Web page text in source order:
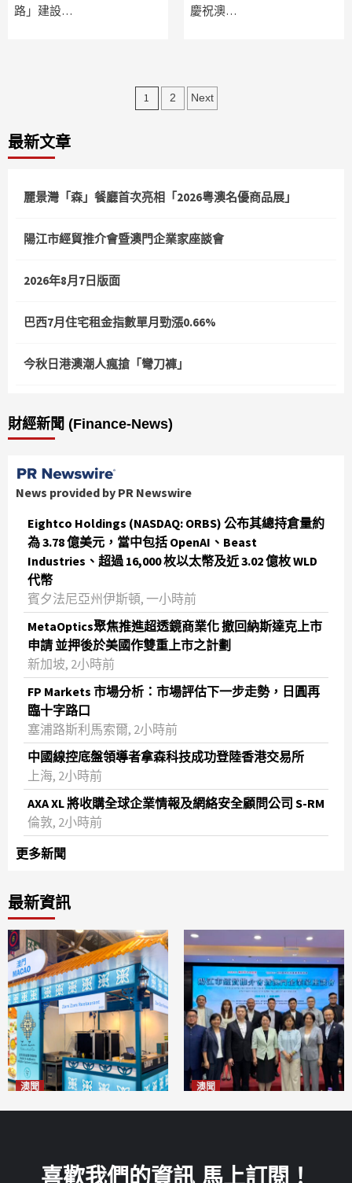
路」建設…
慶祝澳…
文
1 2 Next
最新文章
麗景灣「森」餐廳首次亮相「2026粵澳名優商品展」
陽江市經貿推介會暨澳門企業家座談會
2026年8月7日版面
巴西7月住宅租金指數單月勁漲0.66%
今秋日港澳潮人瘋搶「彎刀褲」
財經新聞 (Finance-News)
News provided by PR Newswire
Eightco Holdings (NASDAQ: ORBS) 公布其總持倉量約
為 3.78 億美元，當中包括 OpenAI、Beast
Industries、超過 16,000 枚以太幣及近 3.02 億枚 WLD
代幣
賓夕法尼亞州伊斯頓, 一小時前
MetaOptics聚焦推進超透鏡商業化 撤回納斯達克上市
申請 並押後於美國作雙重上市之計劃
新加坡, 2小時前
FP Markets 市場分析：市場評估下一步走勢，日圓再
臨十字路口
塞浦路斯利馬索爾, 2小時前
中國線控底盤領導者拿森科技成功登陸香港交易所
上海, 2小時前
AXA XL 將收購全球企業情報及網絡安全顧問公司 S-RM
倫敦, 2小時前
更多新聞
最新資訊
澳聞 澳聞
喜歡我們的資訊 馬上訂閱！